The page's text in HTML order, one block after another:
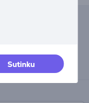
Sutinku